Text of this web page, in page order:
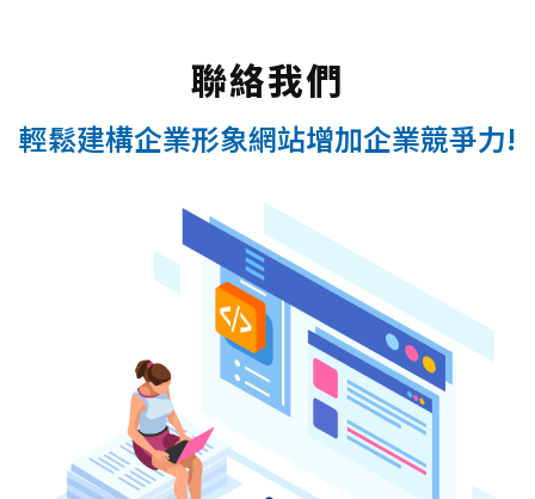
聯絡我們
輕鬆建構企業形象網站增加企業競爭力!